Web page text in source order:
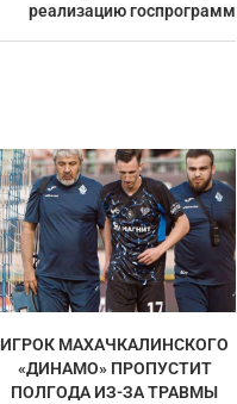
реализацию госпрограмм
ИГРОК МАХАЧКАЛИНСКОГО
«ДИНАМО» ПРОПУСТИТ
ПОЛГОДА ИЗ-ЗА ТРАВМЫ